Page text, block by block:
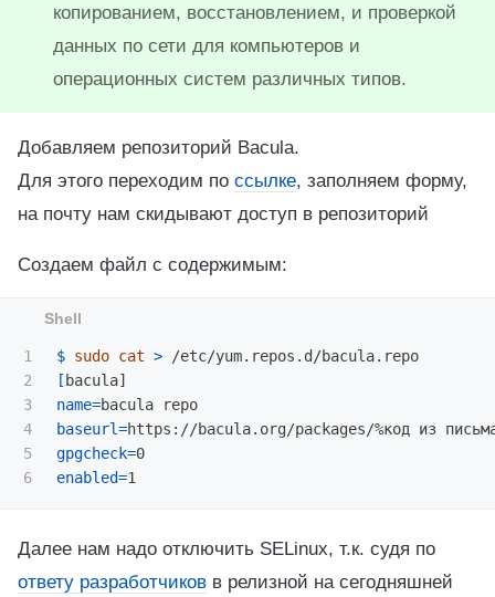
копированием, восстановлением, и проверкой
данных по сети для компьютеров и
операционных систем различных типов.
Добавляем репозиторий Bacula.
Для этого переходим по ссылке, заполняем форму,
на почту нам скидывают доступ в репозиторий
Создаем файл с содержимым:
1
2
3
4
5
$ sudo cat >
[
name=
baseurl=https://bacula.org/packages/%код из
gpgcheck=
enabled=
Далее нам надо отключить SELinux, т.к. судя по
ответу разработчиков в релизной на сегодняшней